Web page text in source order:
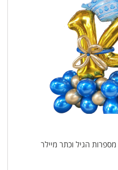
הגיל וכתר מיילר